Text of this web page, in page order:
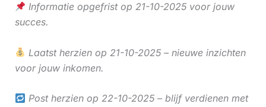
Informatie opgefrist op 21-10-2025 voor jouw
succes.
Laatst herzien op 21-10-2025 – nieuwe inzichten
voor jouw inkomen.
Post herzien op 22-10-2025 – blijf verdienen met